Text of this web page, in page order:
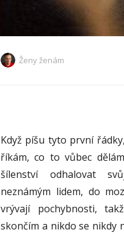
Ženy ženám
Když píšu tyto první
říkám, co to vůbec
šílenství odhalovat
neznámým lidem, do
vrývají pochybnosti,
skončím a nikdo se nikdy